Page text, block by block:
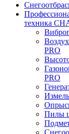
техника
PRO
PRO
Пилы